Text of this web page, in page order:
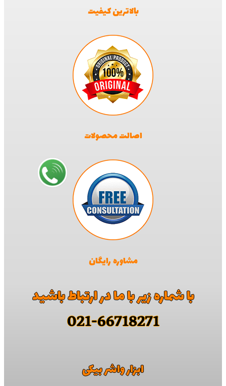
بالاترین کیفیت
اصالت محصولات
مشاوره رایگان
با شماره زیر با ما در ارتباط باشید
021-66718271
ابزار واشر بیکی